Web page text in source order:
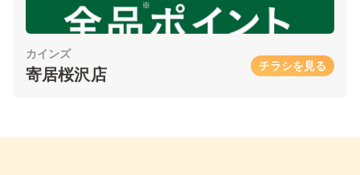
カインズ
寄居桜沢店 チラシを見る